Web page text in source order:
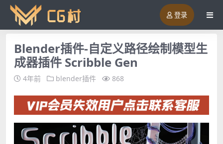
登录
Blender插件-自定义路径绘制模型生
成器插件 Scribble Gen
4年前 blender插件 868